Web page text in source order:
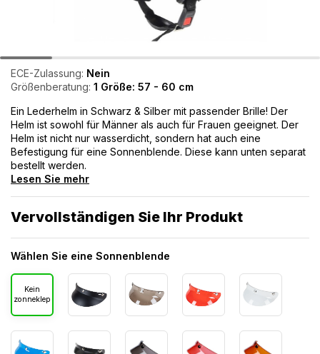
ECE-Zulassung: Nein
Größenberatung: 1 Größe: 57 - 60 cm
Ein Lederhelm in Schwarz & Silber mit passender Brille! Der
Helm ist sowohl für Männer als auch für Frauen geeignet. Der
Helm ist nicht nur wasserdicht, sondern hat auch eine
Befestigung für eine Sonnenblende. Diese kann unten separat
bestellt werden.
Lesen Sie mehr
Vervollständigen Sie Ihr Produkt
Wählen Sie eine Sonnenblende
Kein
zonneklep